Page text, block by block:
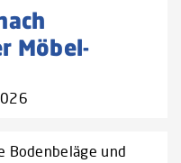
Möbel-
Bodenbeläge und